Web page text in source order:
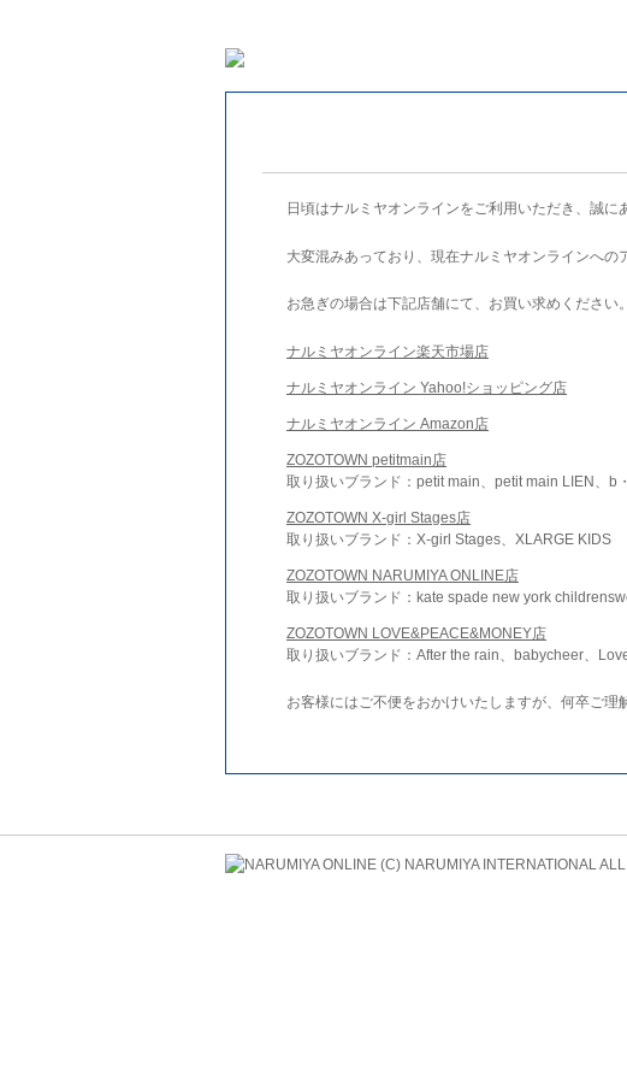
日頃はナルミヤオンラインをご利用いただき、誠に
大変混みあっており、現在ナルミヤオンラインへの
お急ぎの場合は下記店舗にて、お買い求めください。
ナルミヤオンライン楽天市場店
ナルミヤオンライン Yahoo!ショッピング店
ナルミヤオンライン Amazon店
ZOZOTOWN petitmain店
取り扱いブランド：petit main、petit main LIEN、b
ZOZOTOWN X-girl Stages店
取り扱いブランド：X-girl Stages、XLARGE KIDS
ZOZOTOWN NARUMIYA ONLINE店
取り扱いブランド：kate spade new york
ZOZOTOWN LOVE&PEACE&MONEY店
取り扱いブランド：After the rain、babycheer、
お客様にはご不便をおかけいたしますが、何卒ご理